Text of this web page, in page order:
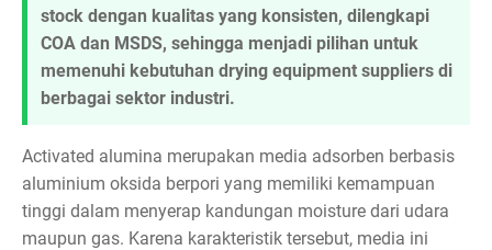
stock dengan kualitas yang konsisten, dilengkapi
COA dan MSDS, sehingga menjadi pilihan untuk
memenuhi kebutuhan drying equipment suppliers di
berbagai sektor industri.
Activated alumina merupakan media adsorben berbasis
aluminium oksida berpori yang memiliki kemampuan
tinggi dalam menyerap kandungan moisture dari udara
maupun gas. Karena karakteristik tersebut, media ini